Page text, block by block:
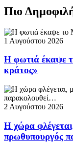
Πιο
1 Αυγούστου 2026
Η φωτιά έκαψε
κράτος»
2 Αυγούστου 2026
Η χώρα
πρωθυπουργός